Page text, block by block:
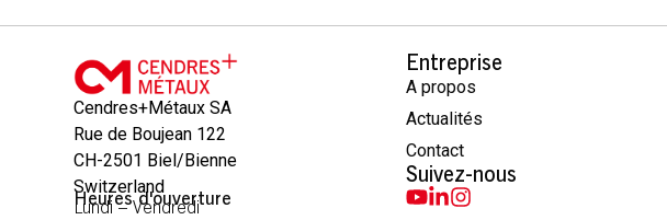
Cendres+Métaux SA
Rue de Boujean 122
CH-2501 Biel/Bienne
Switzerland
Heures d'ouverture
Lundi – Vendredi
Entreprise
A propos
Actualités
Contact
Suivez-nous